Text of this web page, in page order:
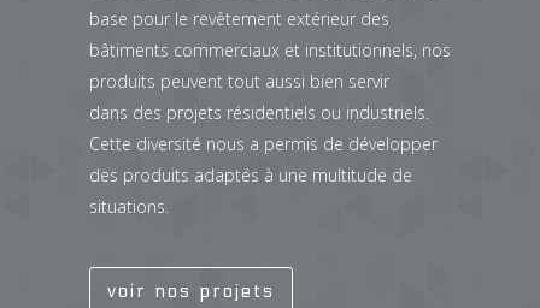
base pour le revêtement extérieur des
bâtiments commerciaux et institutionnels, nos
produits peuvent tout aussi bien servir
dans des projets résidentiels ou industriels.
Cette diversité nous a permis de développer
des produits adaptés à une multitude de
situations.
voir nos projets